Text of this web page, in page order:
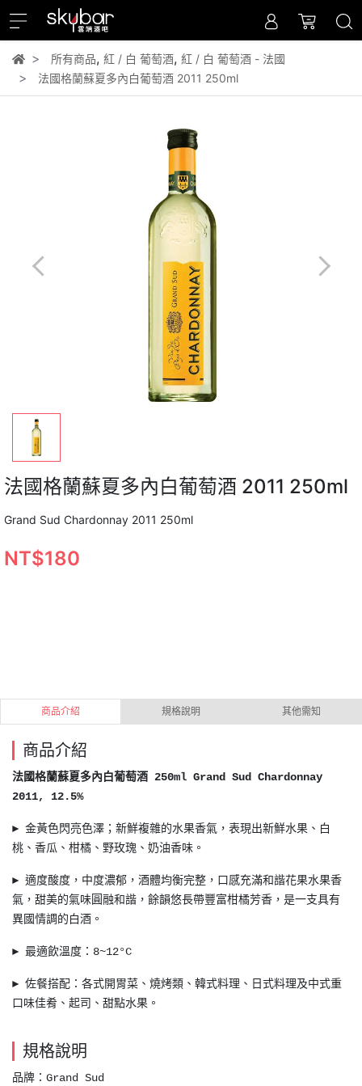
所有商品, 紅 / 白 葡萄酒, 紅 / 白 葡萄酒 - 法國
法國格蘭蘇夏多內白葡萄酒 2011 250ml
法國格蘭蘇夏多內白葡萄酒 2011 250ml
Grand Sud Chardonnay 2011 250ml
NT$180
商品介紹 規格說明 其他需知
商品介紹
法國格蘭蘇夏多內白葡萄酒 250ml Grand Sud Chardonnay
2011, 12.5%
► 金黃色閃亮色澤；新鮮複雜的水果香氣，表現出新鮮水果、白
桃、香瓜、柑橘、野玫瑰、奶油香味。
► 適度酸度，中度濃郁，酒體均衡完整，口感充滿和諧花果水果香
氣，甜美的氣味圓融和諧，餘韻悠長帶豐富柑橘芳香，是一支具有
異國情調的白酒。
► 最適飲溫度：8~12°C
► 佐餐搭配 ：各式開胃菜、燒烤類、韓式料理、日式料理及中式重
口味佳肴、起司、甜點水果。
規格說明
品牌：Grand Sud